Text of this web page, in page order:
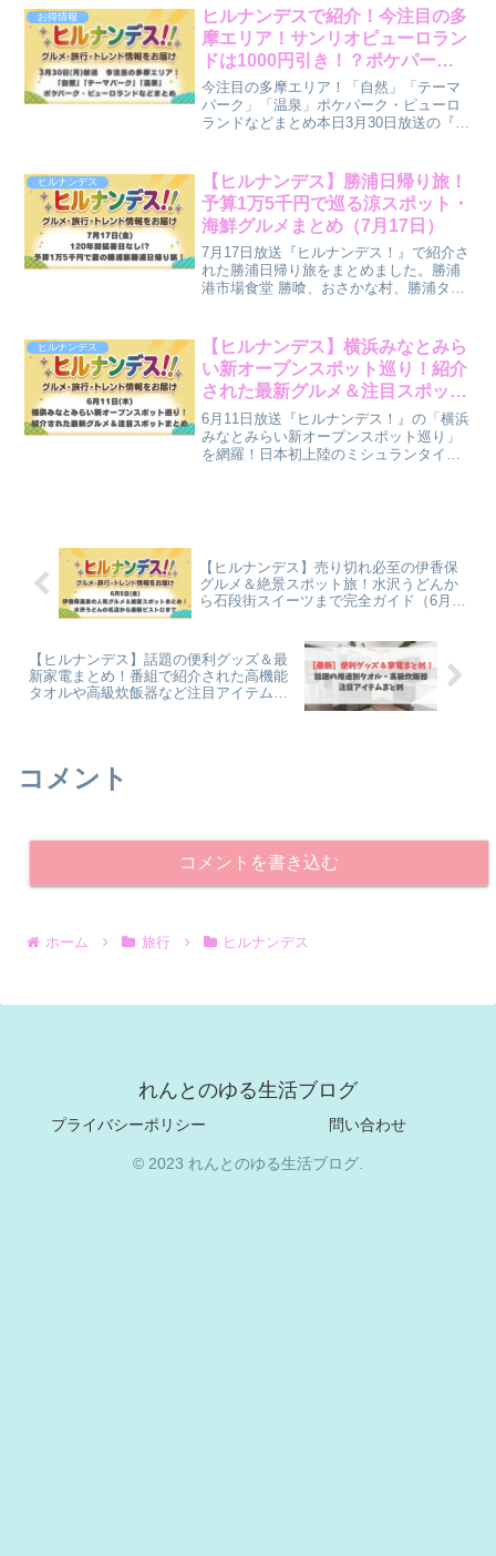
ルサンバレー伊豆長岡まで最新情報をま
とめ！
お得情報
ヒルナンデスで紹介！今注目の多
摩エリア！サンリオピューロラン
ドは1000円引き！？ポケパー
ク・ライオンバスなどまとめ【3
月30日(月)放送】
今注目の多摩エリア！「自然」「テーマ
パーク」「温泉」ポケパーク・ピューロ
ランドなどまとめ本日3月30日放送の『ヒ
ンパークから、迫力満点の動物園、大人
がどハマりするサン...
ヒルナンデス
【ヒルナンデス】勝浦日帰り旅！
予算1万5千円で巡る涼スポット・
海鮮グルメまとめ（7月17日）
7月17日放送『ヒルナンデス！』で紹介さ
れた勝浦日帰り旅をまとめました。勝浦
港市場食堂 勝喰、おさかな村、勝浦タン
組で紹介されたスポットや料金情報を詳
しく紹介します。
ヒルナンデス
【ヒルナンデス】横浜みなとみら
い新オープンスポット巡り！紹介
された最新グルメ＆注目スポット
まとめ（6月11日）
6月11日放送『ヒルナンデス！』の「横浜
みなとみらい新オープンスポット巡り」
を網羅！日本初上陸のミシュランタイ料
【ヒルナンデス】売り切れ必至の伊香保
グルメ＆絶景スポット旅！水沢うどんか
ら石段街スイーツまで完全ガイド（6月5
【ヒルナンデス】話題の便利グッズ＆最
新家電まとめ！番組で紹介された高機能
タオルや高級炊飯器など注目アイテム（6
コメント
コメントを書き込む
ホーム 旅行 ヒルナンデス
れんとのゆる生活ブログ
プライバシーポリシー 問い合わせ
© 2023 れんとのゆる生活ブログ.